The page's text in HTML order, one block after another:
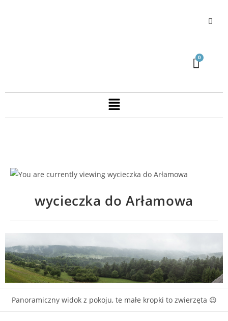
wycieczka do Arłamowa
Panoramiczny widok z pokoju, te małe kropki to zwierzęta 😉